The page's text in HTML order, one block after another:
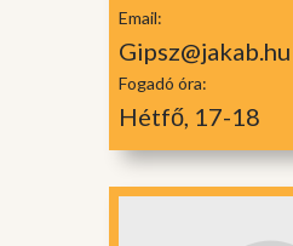
Email:
Gipsz@jakab.hu
Fogadó óra:
Hétfő, 17-18